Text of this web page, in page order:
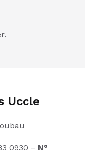
Uccle
0930 – N°